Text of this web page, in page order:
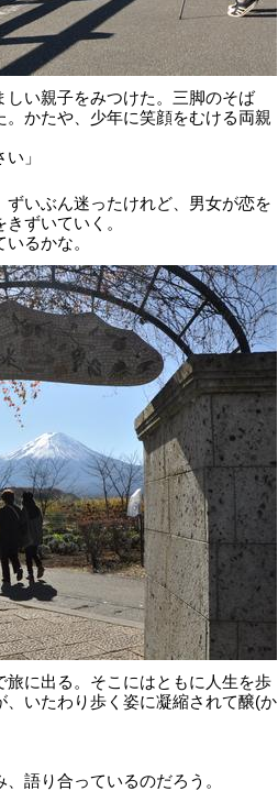
い親子をみつけた。三脚のそば
かたや、少年に笑顔をむける両親
」
いぶん迷ったけれど、男女が恋を
ずいていく。
るかな。
に出る。そこにはともに人生を歩
いたわり歩く姿に凝縮されて醸(か
語り合っているのだろう。